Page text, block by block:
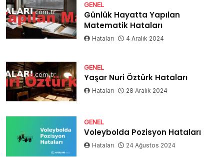
GENEL
Günlük Hayatta Yapılan
Matematik Hataları
Hataları 4 Aralık 2024
GENEL
Yaşar Nuri Öztürk Hataları
Hataları 28 Aralık 2024
GENEL
Voleybolda Pozisyon Hataları
Hataları 24 Ağustos 2024